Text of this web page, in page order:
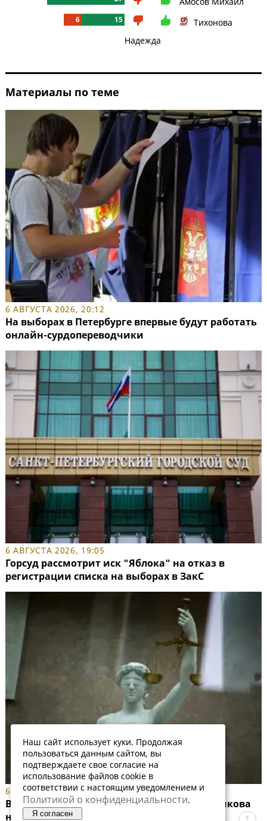
6 15
Тихонова
Надежда
Материалы по теме
6 АВГУСТА 2026, 20:12
На выборах в Петербурге впервые будут работать
онлайн-сурдопереводчики
6 АВГУСТА 2026, 19:05
Горсуд рассмотрит иск "Яблока" на отказ в
регистрации списка на выборах в ЗакС
6 АВГУСТА 2026, 15:55
ВС рассмотрит жалобу "яблочника" Карпенкова
на исключение из списка в Госдуму
Наш сайт использует куки. Продолжая
пользоваться данным сайтом, вы
подтверждаете свое согласие на
использование файлов cookie в
соответствии с настоящим уведомлением и
Политикой о конфиденциальности.
Я согласен